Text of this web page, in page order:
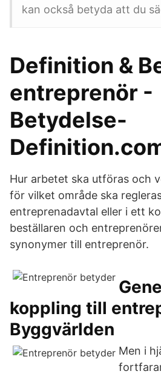
kan också betyda att du
Definition &
entreprenör -
Betydelse-
Hur arbetet ska utföras och
för vilket område ska
entreprenadavtal eller i ett
beställaren och
synonymer till entreprenör.
koppling till
Byggvärlden
Men i